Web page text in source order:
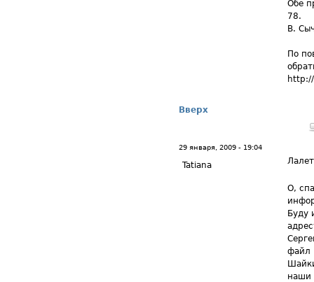
Обе
78.
В.
По
Вверх
29 января, 2009 - 19:04
Tatiana
О,
Буду
файл
наши